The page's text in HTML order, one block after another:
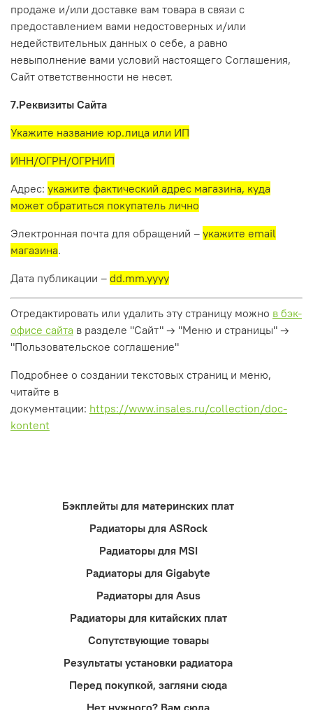
продаже и/или доставке вам товара в связи с
предоставлением вами недостоверных и/или
недействительных данных о себе, а равно
невыполнение вами условий настоящего Соглашения,
Сайт ответственности не несет.
7.Реквизиты Сайта
Укажите название юр.лица или ИП
ИНН/ОГРН/ОГРНИП
Адрес: укажите фактический адрес магазина, куда
может обратиться покупатель лично
Электронная почта для обращений – укажите email
магазина.
Дата публикации – dd.mm.yyyy
Отредактировать или удалить эту страницу можно в бэк-
офисе сайта в разделе "Сайт" → "Меню и страницы" →
"Пользовательское соглашение"
Подробнее о создании текстовых страниц и меню,
читайте в
документации: https://www.insales.ru/collection/doc-
kontent
Бэкплейты для материнских плат
Радиаторы для ASRock
Радиаторы для MSI
Радиаторы для Gigabyte
Радиаторы для Asus
Радиаторы для китайских плат
Сопутствующие товары
Результаты установки радиатора
Перед покупкой, загляни сюда